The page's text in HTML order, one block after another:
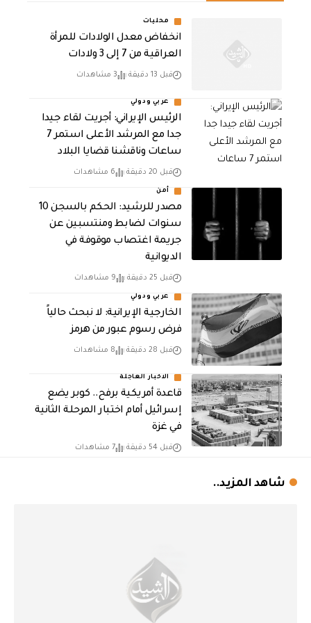
محليات
انخفاض معدل الولادات للمرأة
العراقية من 7 إلى 3 ولادات
قبل 13 دقيقة 3 مشاهدات
عربي ودولي
الرئيس الإيراني: أجريت لقاء جيدا
جدا مع المرشد الأعلى استمر 7
ساعات وناقشنا قضايا البلاد
قبل 20 دقيقة 6 مشاهدات
أمن
مصدر للرشيد: الحكم بالسجن 10
سنوات لضابط ومنتسبين عن
جريمة اغتصاب موقوفة في
الديوانية
قبل 25 دقيقة 9 مشاهدات
عربي ودولي
الخارجية الإيرانية: لا نبحث حالياً
فرض رسوم عبور من هرمز
قبل 28 دقيقة 8 مشاهدات
الاخبار العاجلة
قاعدة أمريكية برفح.. كوبر يضع
إسرائيل أمام اختبار المرحلة الثانية
في غزة
قبل 54 دقيقة 7 مشاهدات
شاهد المزيد..